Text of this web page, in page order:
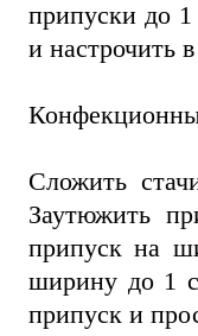
припуски до
и настрочить
Сложить
Заутюжить
припуск на
ширину до 1
припуск и